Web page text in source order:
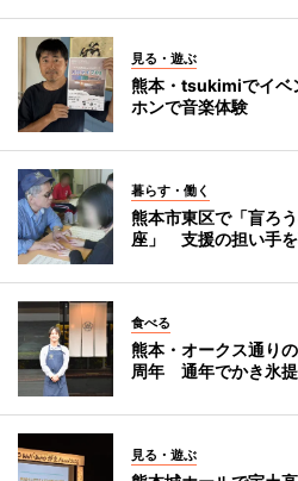
見る・遊ぶ
熊本・tsukimiでイ
ホンで音楽体験
暮らす・働く
熊本市東区で「盲ろ
座」 支援の担い手
食べる
熊本・オークス通り
周年 通年でかき氷
見る・遊ぶ